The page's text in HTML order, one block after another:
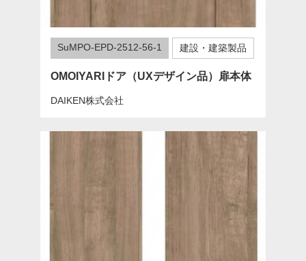
SuMPO-EPD-2512-56-1 建設・建築製品
OMOIYARIドア（UXデザイン品）扉本体
DAIKEN株式会社